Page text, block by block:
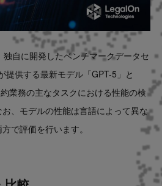
自に開発したベンチマークデータセ
提供する最新モデル「GPT-5」と
業務の主なタスクにおける性能の検
、モデルの性能は言語によって異な
で評価を行います。